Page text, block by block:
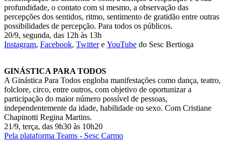
profundidade, o contato com si mesmo, a observação das
percepções dos sentidos, ritmo, sentimento de gratidão entre outras
possibilidades de percepção. Para todos os públicos.
20/9, segunda, das 12h às 13h
Instagram, Facebook, Twittere YouTube do Sesc Bertioga
GINÁSTICA PARA TODOS
A Ginástica Para Todos engloba manifestações como dança, teatro,
folclore, circo, entre outros, com objetivo de oportunizar a
participação do maior número possível de pessoas,
independentemente da idade, habilidade ou sexo. Com Cristiane
Chapinotti Regina Martins.
21/9, terça, das 9h30 às 10h20
Pela plataforma Teams - Sesc Carmo